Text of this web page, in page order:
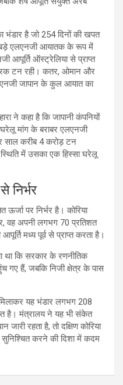
है जो 254 दिनों की खपत
बड़े एलएनजी आयातक के रूप में
आपूर्ति ऑस्ट्रेलिया से प्राप्त
टन रही। कतर, ओमान और
जापान के कुल आयात का
ने कहा है कि जापानी कंपनियों
मांग के बराबर एलएनजी
साल करीब 4 करोड़ टन
में उसका एक हिस्सा घरेलू
निर्भर
ऊर्जा पर निर्भर है। कोरिया
वह अपनी लगभग 70 प्रतिशत
मध्य पूर्व से प्राप्त करता है।
था कि सरकार के रणनीतिक
गए हैं, जबकि निजी क्षेत्र के पास
यह भंडार लगभग 208
है। मंत्रालय ने यह भी संकेत
जारी रहता है, तो दक्षिण कोरिया
सुनिश्चित करने की दिशा में कदम